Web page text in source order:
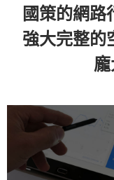
國策的網路
強大完整的